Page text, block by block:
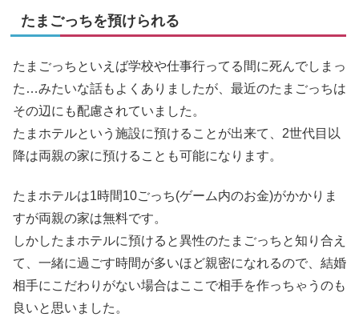
たまごっちを預けられる
たまごっちといえば学校や仕事行ってる間に死んでしまっ
た…みたいな話もよくありましたが、最近のたまごっちは
その辺にも配慮されていました。
たまホテルという施設に預けることが出来て、2世代目以
降は両親の家に預けることも可能になります。
たまホテルは1時間10ごっち(ゲーム内のお金)がかかりま
すが両親の家は無料です。
しかしたまホテルに預けると異性のたまごっちと知り合え
て、一緒に過ごす時間が多いほど親密になれるので、結婚
相手にこだわりがない場合はここで相手を作っちゃうのも
良いと思いました。